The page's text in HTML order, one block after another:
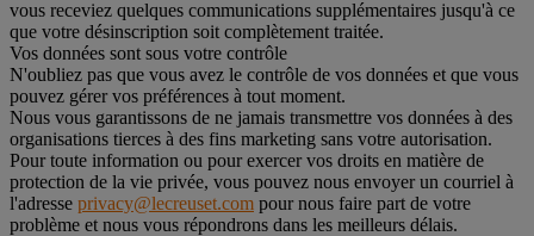
vous receviez quelques communications supplémentaires jusqu'à ce
que votre désinscription soit complètement traitée.
Vos données sont sous votre contrôle
N'oubliez pas que vous avez le contrôle de vos données et que vous
pouvez gérer vos préférences à tout moment.
Nous vous garantissons de ne jamais transmettre vos données à des
organisations tierces à des fins marketing sans votre autorisation.
Pour toute information ou pour exercer vos droits en matière de
protection de la vie privée, vous pouvez nous envoyer un courriel à
l'adresse privacy@lecreuset.com pour nous faire part de votre
problème et nous vous répondrons dans les meilleurs délais.